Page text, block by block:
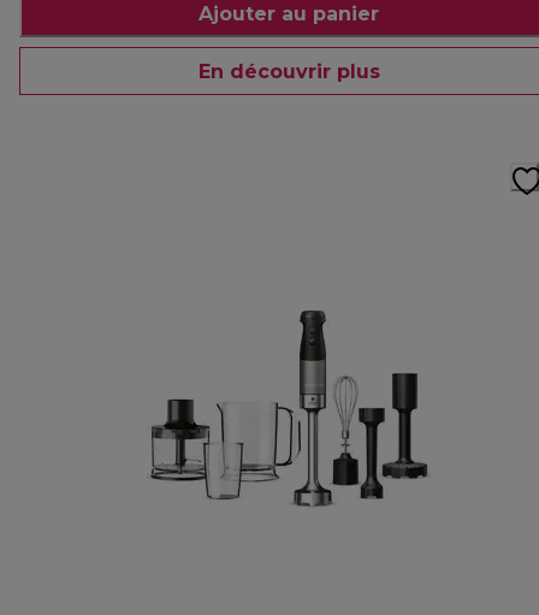
Ajouter au panier
En découvrir plus